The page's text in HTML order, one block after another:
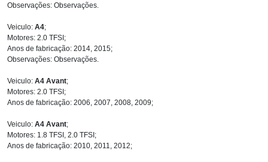
Observações: Observações.
Veiculo: A4;
Motores: 2.0 TFSI;
Anos de fabricação: 2014, 2015;
Observações: Observações.
Veiculo: A4 Avant;
Motores: 2.0 TFSI;
Anos de fabricação: 2006, 2007, 2008, 2009;
Veiculo: A4 Avant;
Motores: 1.8 TFSI, 2.0 TFSI;
Anos de fabricação: 2010, 2011, 2012;